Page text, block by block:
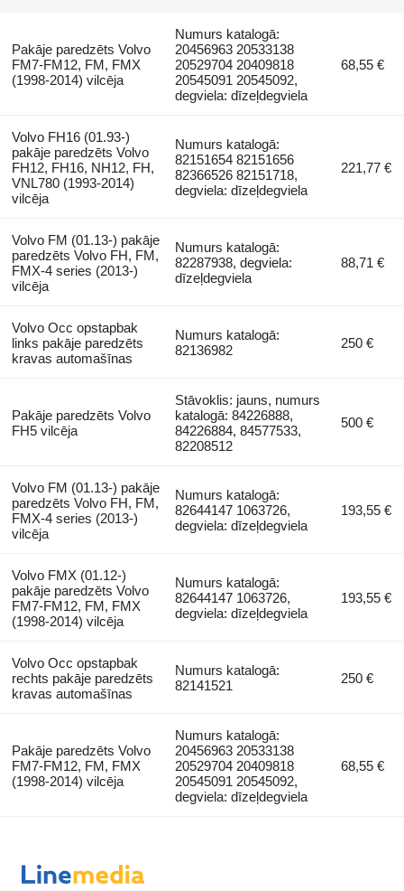
Pakāje paredzēts Volvo
FM7-FM12, FM, FMX
(1998-2014) vilcēja
Numurs katalogā:
20456963 20533138
20529704 20409818
20545091 20545092,
degviela: dīzeļdegviela
68,55 €
Volvo FH16 (01.93-)
pakāje paredzēts Volvo
FH12, FH16, NH12, FH,
VNL780 (1993-2014)
vilcēja
Numurs katalogā:
82151654 82151656
82366526 82151718,
degviela: dīzeļdegviela
221,77 €
Volvo FM (01.13-) pakāje
paredzēts Volvo FH, FM,
FMX-4 series (2013-)
vilcēja
Numurs katalogā:
82287938, degviela:
dīzeļdegviela
88,71 €
Volvo Occ opstapbak
links pakāje paredzēts
kravas automašīnas
Numurs katalogā:
82136982
250 €
Pakāje paredzēts Volvo
FH5 vilcēja
Stāvoklis: jauns, numurs
katalogā: 84226888,
84226884, 84577533,
82208512
500 €
Volvo FM (01.13-) pakāje
paredzēts Volvo FH, FM,
FMX-4 series (2013-)
vilcēja
Numurs katalogā:
82644147 1063726,
degviela: dīzeļdegviela
193,55 €
Volvo FMX (01.12-)
pakāje paredzēts Volvo
FM7-FM12, FM, FMX
(1998-2014) vilcēja
Numurs katalogā:
82644147 1063726,
degviela: dīzeļdegviela
193,55 €
Volvo Occ opstapbak
rechts pakāje paredzēts
kravas automašīnas
Numurs katalogā:
82141521
250 €
Pakāje paredzēts Volvo
FM7-FM12, FM, FMX
(1998-2014) vilcēja
Numurs katalogā:
20456963 20533138
20529704 20409818
20545091 20545092,
degviela: dīzeļdegviela
68,55 €